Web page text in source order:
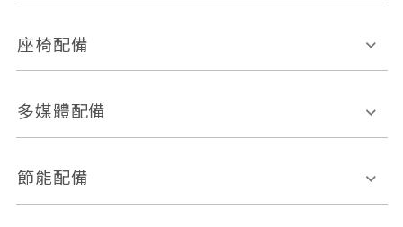
恆溫空調
前座正面氣囊
ABS防鎖死
車道偏離警示
自動停車系統 盲點偵測系統
座椅配備
皮椅
多媒體配備
外部音源接入
節能配備